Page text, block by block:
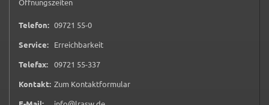
Telefon: 09721 55-00 9 7 2 1 5 5 0
Service: Erreichbarkeit
Telefax: 09721 55-3370 9 7 2 1 5 5 3 3 7
Kontakt: Zum Kontaktformular(öffnet in neuem Tab)